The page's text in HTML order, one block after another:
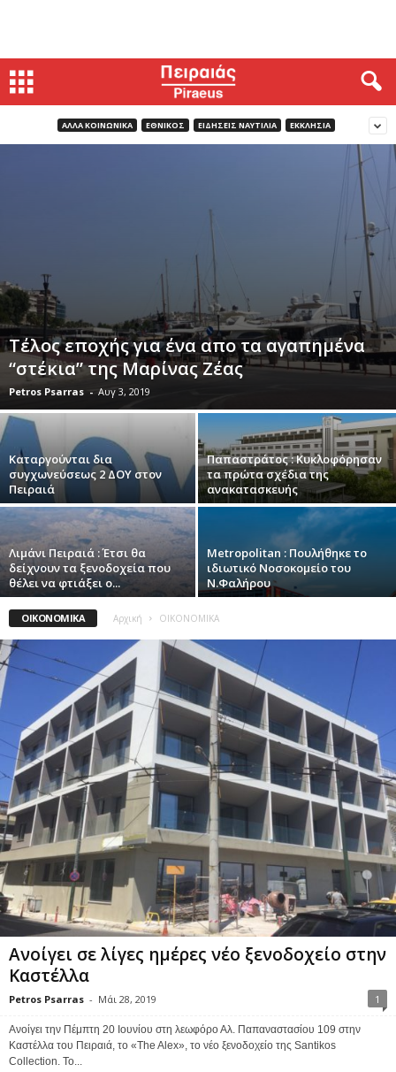
ΑΛΛΑ ΚΟΙΝΩΝΙΚΑ ΕΘΝΙΚΟΣ ΕΙΔΗΣΕΙΣ ΝΑΥΤΙΛΙΑ ΕΚΚΛΗΣΙΑ
Τέλος εποχής για ένα απο τα αγαπημένα
“στέκια” της Μαρίνας Ζέας
Petros Psarras - Αυγ 3, 2019
Καταργούνται δια
συγχωνεύσεως 2 ΔΟΥ στον
Πειραιά
Παπαστράτος : Κυκλοφόρησαν
τα πρώτα σχέδια της
ανακατασκευής
Λιμάνι Πειραιά : Έτσι θα
δείχνουν τα ξενοδοχεία που
θέλει να φτιάξει ο...
Metropolitan : Πουλήθηκε το
ιδιωτικό Νοσοκομείο του
Ν.Φαλήρου
ΟΙΚΟΝΟΜΙΚΑ Αρχική ΟΙΚΟΝΟΜΙΚΑ
Ανοίγει σε λίγες ημέρες νέο ξενοδοχείο στην
Καστέλλα
Petros Psarras - Μάι 28, 2019 1
Ανοίγει την Πέμπτη 20 Ιουνίου στη λεωφόρο Αλ. Παπαναστασίου 109 στην
Καστέλλα του Πειραιά, το «The Alex», το νέο ξενοδοχείο της Santikos
Collection. Το...